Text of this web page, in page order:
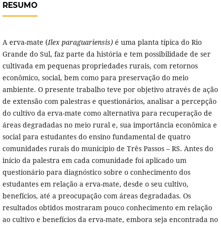
RESUMO
A erva-mate (Ilex paraguariensis)é uma planta típica do Rio
Grande do Sul, faz parte da história e tem possibilidade de ser
cultivada em pequenas propriedades rurais, com retornos
econômico, social, bem como para preservação do meio
ambiente. O presente trabalho teve por objetivo através de ação
de extensão com palestras e questionários, analisar a percepção
do cultivo da erva-mate como alternativa para recuperação de
áreas degradadas no meio rural e, sua importância econômica e
social para estudantes do ensino fundamental de quatro
comunidades rurais do município de Três Passos – RS. Antes do
início da palestra em cada comunidade foi aplicado um
questionário para diagnóstico sobre o conhecimento dos
estudantes em relação a erva-mate, desde o seu cultivo,
benefícios, até a preocupação com áreas degradadas. Os
resultados obtidos mostraram pouco conhecimento em relação
ao cultivo e benefícios da erva-mate, embora seja encontrada no